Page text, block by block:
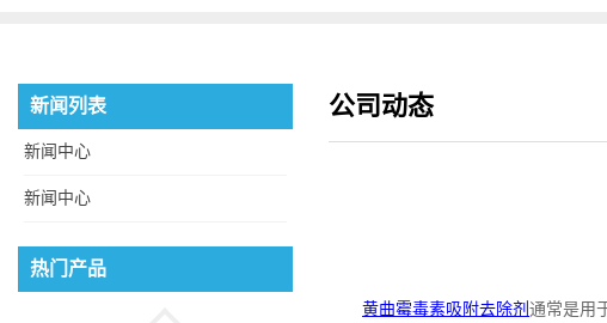
新闻列表
新闻中心
新闻中心
热门产品
磷脂酰丝氨酸
公司动态
黄曲霉毒素吸附去除剂 通常是用